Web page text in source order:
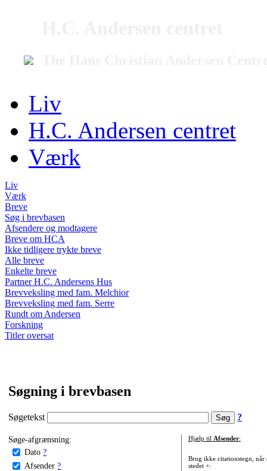
Liv
H.C. Andersen centret
Værk
Liv
Værk
Breve
Søg i brevbasen
Afsendere og modtagere
Breve om HCA
Ikke tidligere trykte breve
Alle breve
Enkelte breve
Partner H.C. Andersens Hus
Brevveksling med fam. Melchior
Brevveksling med fam. Serre
Rundt om Andersen
Forskning
Titler oversat
Søgning i brevbasen
Søgetekst ?
Søge-afgrænsning:
Dato ?
Afsender ?
Hjælp til Afsender:
Brug ikke citationstegn, når
stedet +: